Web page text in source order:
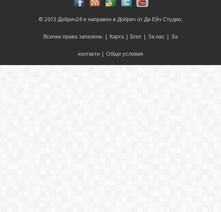
© 2013 Добрич24 е направен в Добрич от Ди Ейч Студио.
Всички права запазени. | Карта Блог За нас За
контакти Общи условия